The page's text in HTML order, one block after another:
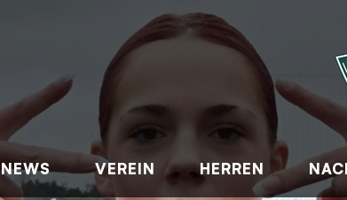
NEWS VEREIN HERREN